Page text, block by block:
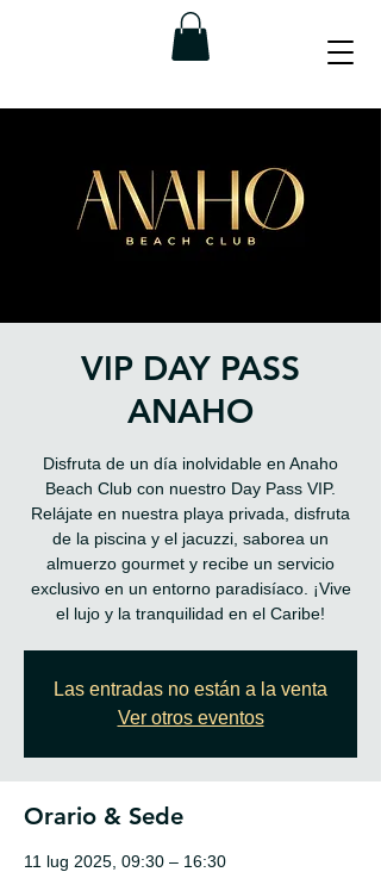
VIP DAY PASS
ANAHO
Disfruta de un día inolvidable en Anaho
Beach Club con nuestro Day Pass VIP.
Relájate en nuestra playa privada, disfruta
de la piscina y el jacuzzi, saborea un
almuerzo gourmet y recibe un servicio
exclusivo en un entorno paradisíaco. ¡Vive
el lujo y la tranquilidad en el Caribe!
Las entradas no están a la venta
Ver otros eventos
Orario & Sede
11 lug 2025, 09:30 – 16:30